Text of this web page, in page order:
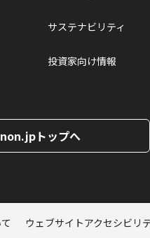
サステナビリティ
投資家向け情報
トップへ
ウェブサイトアクセシビリ